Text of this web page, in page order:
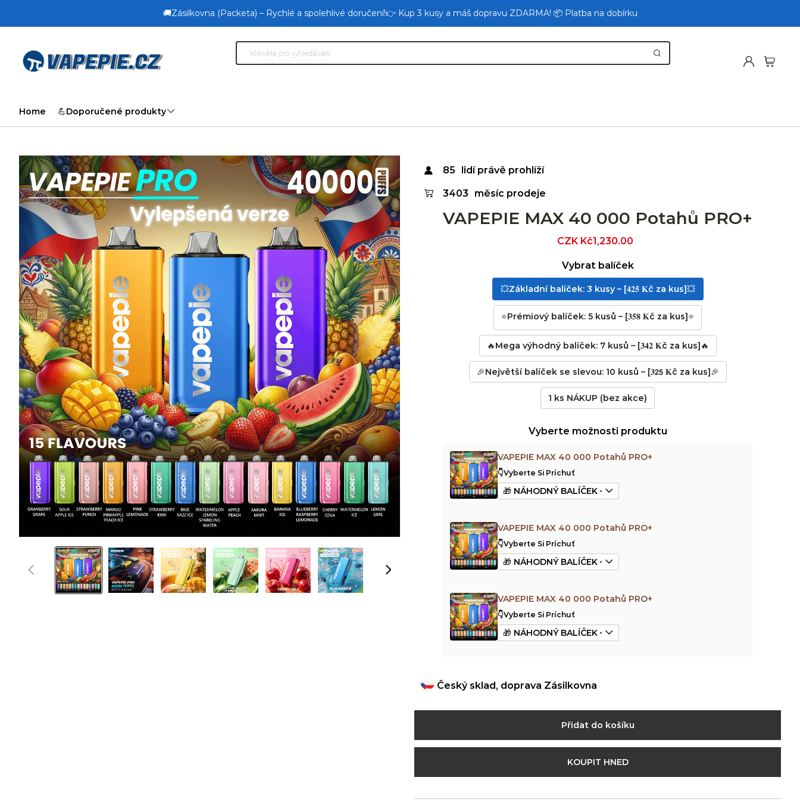
🚚Zásilkovna (Packeta) – Rychlé a spolehlivé doručení!👉 Kup 3 kusy a máš dopravu ZDARMA! 📦 Platba na dobírku
Home 💪Doporučené produkty
85 lidí právě prohlíží
3403 měsíc prodeje
VAPEPIE MAX 40 000 Potahů PRO+
Sale
CZK Kč1,230.00
Vybrat balíček
💥Základní balíček: 3 kusy – [𝟒𝟐𝟓 𝐊č za kus]💥
⭐Prémiový balíček: 5 kusů – [𝟑𝟓𝟖 𝐊č za kus]⭐
🔥Mega výhodný balíček: 7 kusů – [𝟑𝟒𝟐 𝐊č za kus]🔥
🎉Největší balíček se slevou: 10 kusů – [𝟑𝟮𝟱 𝐊č za kus]🎉
1 ks NÁKUP (bez akce)
Vyberte možnosti produktu
VAPEPIE MAX 40 000 Potahů PRO+
👇Vyberte Si Príchuť
VAPEPIE MAX 40 000 Potahů PRO+
👇Vyberte Si Príchuť
VAPEPIE MAX 40 000 Potahů PRO+
👇Vyberte Si Príchuť
Český sklad, doprava Zásilkovna
Přidat do košíku
KOUPIT HNED